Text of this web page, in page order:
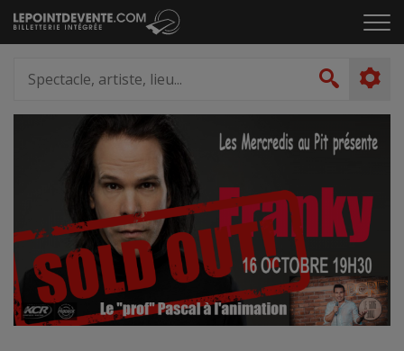
Passer
au
le
artiste,
lieu...